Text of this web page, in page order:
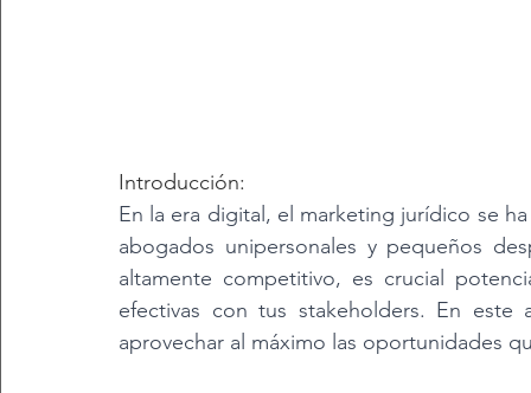
Introducción:
En la era digital, el marketing jurídico se
abogados unipersonales y pequeños
altamente competitivo, es crucial
efectivas con tus stakeholders. En
aprovechar al máximo las oportunidades